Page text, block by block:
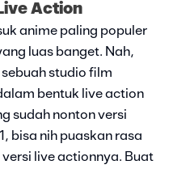
Action
anime paling populer
luas banget. Nah,
studio film
bentuk live action
sudah nonton versi
bisa nih puaskan rasa
live actionnya. Buat